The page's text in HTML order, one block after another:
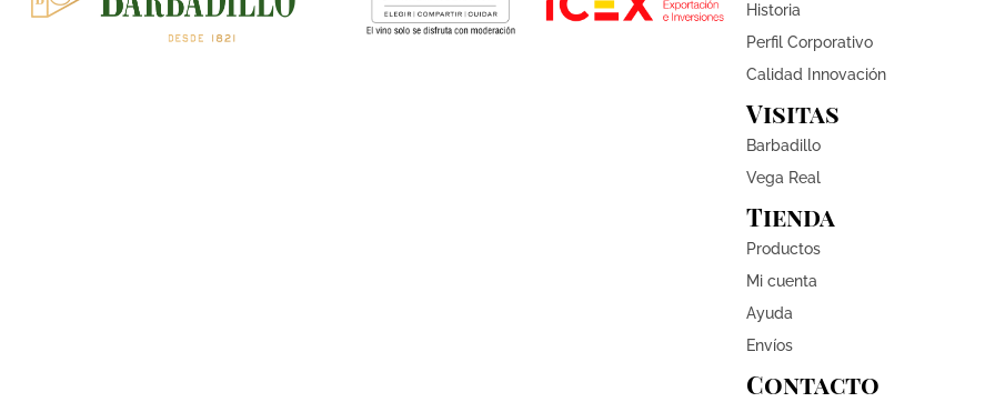
Historia
Perfil Corporativo
Calidad Innovación
Visitas
Barbadillo
Vega Real
Tienda
Productos
Mi cuenta
Ayuda
Envíos
Contacto